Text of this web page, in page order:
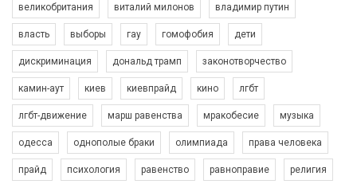
Зупинимо насильство проти ЛГБТ в Україні! Stop violence against LGBT in Ukraine!
6/30/2017
Емоційний та вражаючий промо-ролік на конкурс PACT, який
представляє програму "Гей-альянс Україна" з протидії
великобритания виталий милонов владимир путин
власть выборы гау гомофобия дети
дискриминация дональд трамп законотворчество
камин-аут киев киевпрайд кино лгбт
лгбт-движение марш равенства мракобесие музыка
одесса однополые браки олимпиада права человека
прайд психология равенство равноправие религия